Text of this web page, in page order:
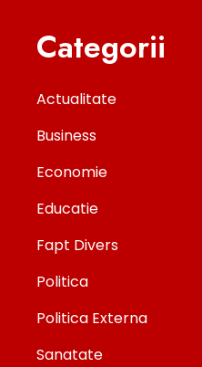
Categorii
Actualitate
Business
Economie
Educatie
Fapt Divers
Politica
Politica Externa
Sanatate